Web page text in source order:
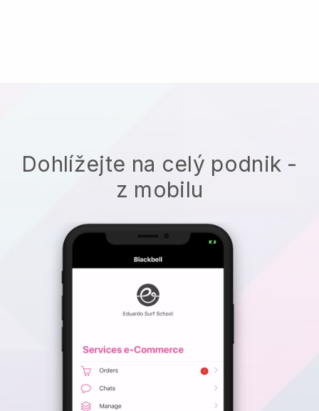
Dohlížejte na celý podnik -
z mobilu